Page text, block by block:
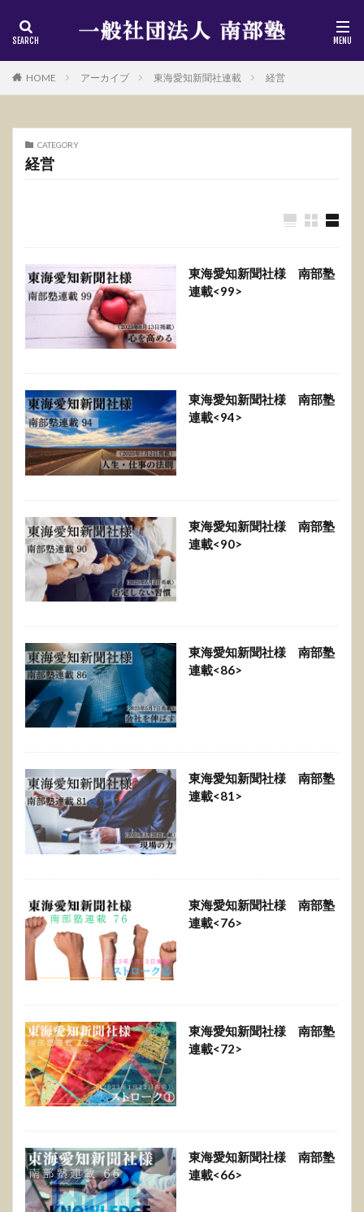
HOME アーカイブ 東海愛知新聞社連載 経営
CATEGORY
経営
東海愛知新聞社様 南部塾
連載<99>
東海愛知新聞社様 南部塾
連載<94>
東海愛知新聞社様 南部塾
連載<90>
東海愛知新聞社様 南部塾
連載<86>
東海愛知新聞社様 南部塾
連載<81>
東海愛知新聞社様 南部塾
連載<76>
東海愛知新聞社様 南部塾
連載<72>
東海愛知新聞社様 南部塾
連載<66>